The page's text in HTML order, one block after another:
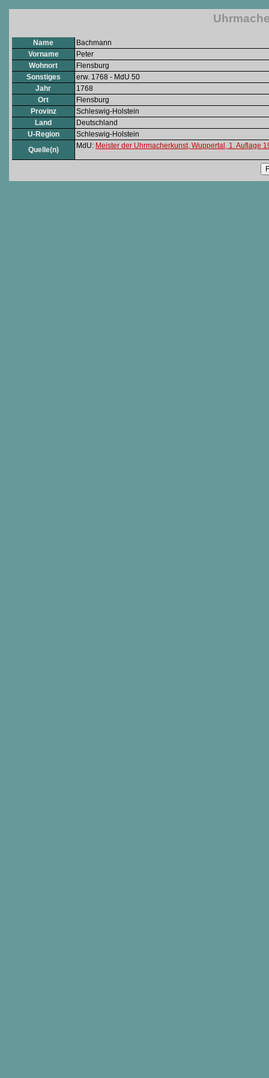
Name
Bachmann
Vorname
Peter
Wohnort
Flensburg
Sonstiges
erw. 1768 - MdU 50
Jahr
1768
Ort
Flensburg
Provinz
Schleswig-Holstein
Land
Deutschland
U-Region
Schleswig-Holstein
Quelle(n)
MdU: Meister der Uhrmacherkunst, Wuppertal, 1. Auflage